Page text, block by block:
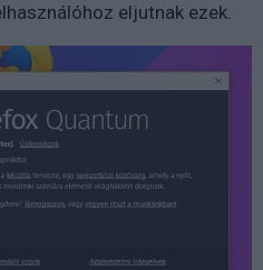
eljutnak ezek.